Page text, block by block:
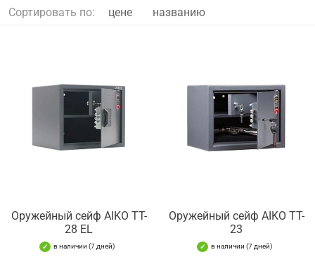
Сортировать по: цене названию
Оружейный сейф AIKO TT-
28 EL
в наличии (7 дней)
Оружейный сейф AIKO TT-
23
в наличии (7 дней)